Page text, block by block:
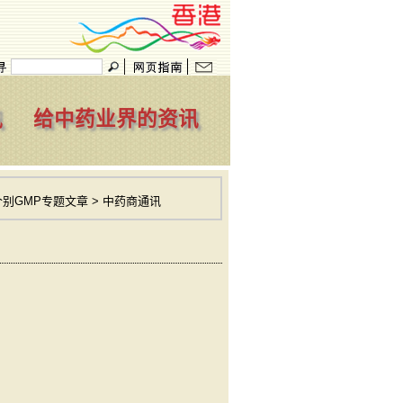
给中药业界的资讯
GMP专题文章 > 中药商通讯